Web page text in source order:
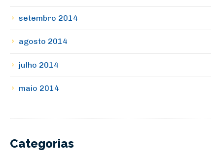
setembro 2014
agosto 2014
julho 2014
maio 2014
Categorias